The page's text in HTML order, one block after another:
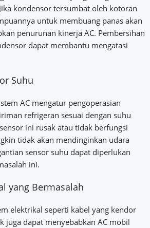
kondensor tersumbat oleh kotoran
untuk membuang panas akan
penurunan kinerja AC. Pembersihan
dapat membantu mengatasi
Suhu
AC mengatur pengoperasian
refrigeran sesuai dengan suhu
ini rusak atau tidak berfungsi
tidak akan mendinginkan udara
sensor suhu dapat diperlukan
ini.
yang Bermasalah
elektrikal seperti kabel yang kendor
juga dapat menyebabkan AC mobil